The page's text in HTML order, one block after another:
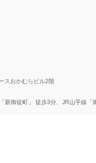
スおかむらビル2階
新御徒町」 徒歩3分、JR山手線「